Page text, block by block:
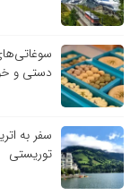
دستی و
سفر به
توریستی